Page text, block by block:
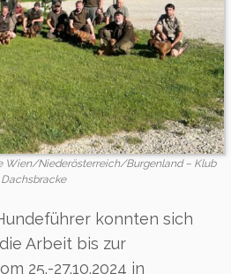
Wien/Niederösterreich/Burgenland – Klub
Dachsbracke
konnten sich
Arbeit bis zur
25.-27.10.2024 in